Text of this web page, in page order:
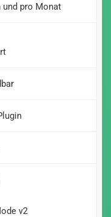
und pro Monat
v2